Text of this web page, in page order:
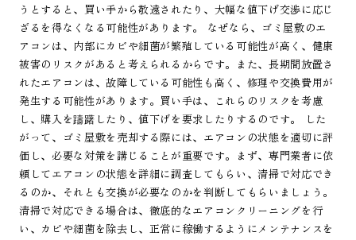
うとすると、買い手から敬遠されたり、大幅な値下げ交渉に応じ
ざるを得なくなる可能性があります。 なぜなら、ゴミ屋敷のエ
アコンは、内部にカビや細菌が繁殖している可能性が高く、健康
被害のリスクがあると考えられるからです。また、長期間放置さ
れたエアコンは、故障している可能性も高く、修理や交換費用が
発生する可能性があります。買い手は、これらのリスクを考慮
し、購入を躊躇したり、値下げを要求したりするのです。 した
がって、ゴミ屋敷を売却する際には、エアコンの状態を適切に評
価し、必要な対策を講じることが重要です。まず、専門業者に依
頼してエアコンの状態を詳細に調査してもらい、清掃で対応でき
るのか、それとも交換が必要なのかを判断してもらいましょう。
清掃で対応できる場合は、徹底的なエアコンクリーニングを行
い、カビや細菌を除去し、正常に稼働するようにメンテナンスを